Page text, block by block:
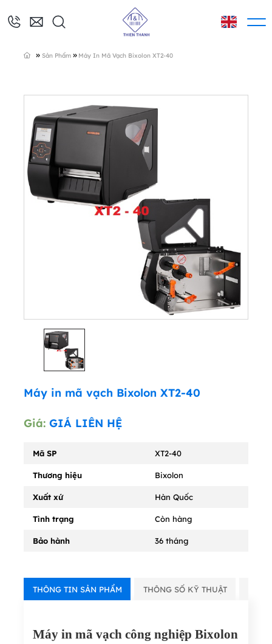
» Sản Phẩm » Máy In Mã Vạch Bixolon XT2-40
Máy in mã vạch Bixolon XT2-40
Giá: GIÁ LIÊN HỆ
Mã SP XT2-40
Thương hiệu Bixolon
Xuất xứ Hàn Quốc
Tình trạng Còn hàng
Bảo hành 36 tháng
THÔNG TIN SẢN PHẨM THÔNG SỐ KỸ THUẬT
Máy in mã vạch công nghiệp Bixolon